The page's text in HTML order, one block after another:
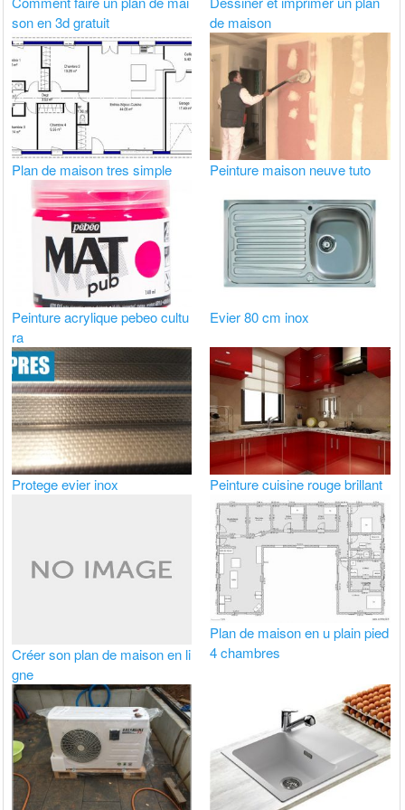
son en 3d gratuit
de maison
Plan de maison tres simple Peinture maison neuve tuto
Peinture acrylique pebeo cultu
ra
Evier 80 cm inox
Protege evier inox Peinture cuisine rouge brillant
Créer son plan de maison en li
gne
Plan de maison en u plain pied
4 chambres